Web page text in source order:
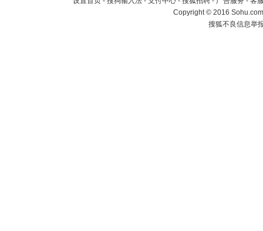
Copyright©2016
搜狐不良信息举